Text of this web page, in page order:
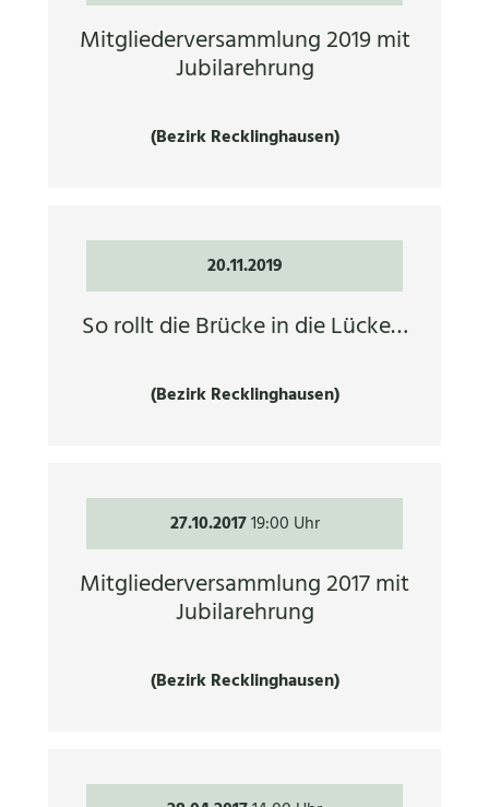
Mitgliederversammlung 2019 mit
Jubilarehrung
(Bezirk Recklinghausen)
20.11.2019
So rollt die Brücke in die Lücke…
(Bezirk Recklinghausen)
27.10.201719:00 Uhr
Mitgliederversammlung 2017 mit
Jubilarehrung
(Bezirk Recklinghausen)